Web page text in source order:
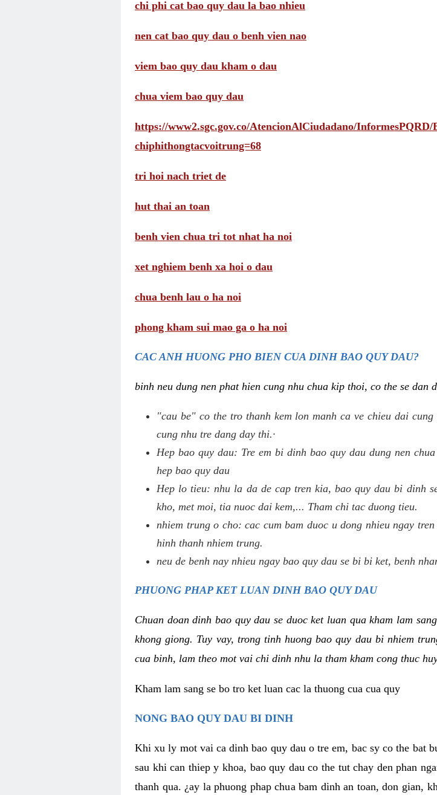
chi phi cat bao quy dau la bao nhieu
nen cat bao quy dau o benh vien nao
viem bao quy dau kham o dau
chua viem bao quy dau
https://www2.sgc.gov.co/AtencionAlCiudadano/
chiphithongtacvoitrung=68
tri hoi nach triet de
hut thai an toan
benh vien chua tri tot nhat ha noi
xet nghiem benh xa hoi o dau
chua benh lau o ha noi
phong kham sui mao ga o ha noi
CAC ANH HUONG PHO BIEN CUA DINH BAO QUY DAU?
binh neu dung nen phat hien cung nhu chua kip thoi, co the se dan
"cau be" co the tro thanh kem lon manh ca ve chieu dai
cung nhu tre dang day thi.·
Hep bao quy dau: Tre em bi dinh bao quy dau dung nen
hep bao quy dau
Hep lo tieu: nhu la da de cap tren kia, bao quy dau bi dinh
kho, met moi, tia nuoc dai kem,... Tham chi tac duong tieu.
nhiem trung o cho: cac cum bam duoc u dong nhieu ngay
hinh thanh nhiem trung.
neu de benh nay nhieu ngay bao quy dau se bi bi ket, benh
PHUONG PHAP KET LUAN DINH BAO QUY DAU
Chuan doan dinh bao quy dau se duoc ket luan qua kham lam
khong giong. Tuy vay, trong tinh huong bao quy dau bi nhiem
cua binh, lam theo mot vai chi dinh nhu la tham kham cong thuc
Kham lam sang se bo tro ket luan cac la thuong cua cua quy
NONG BAO QUY DAU BI DINH
Khi xu ly mot vai ca dinh bao quy dau o tre em, bac sy co the bat
sau khi can thiep y khoa, bao quy dau co the tut chay den phan
thanh qua. ¿ay la phuong phap chua bam dinh an toan, don gian,